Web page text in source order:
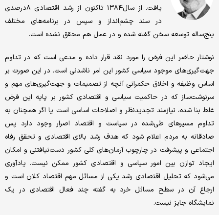
یافت. از سال۱۳۸۴ تاکنون از رشد اقتصادی ۸درصدی
در سند چشم‌انداز و سپس در برنامه‌های مختلف
پنج‌ساله توسعه سخن گفته‌ شده و در عمل هم محقق نشده است.
نوشتار حاضر این فرض را مورد نقد قرار داده و مدعی است که در تداوم
جهت‌گیری‌های موجود سیاسی کشور این امر ناشدنی است. در این صورت بر
اساس وظیفه و اخلاق حکمرانی آنچه از تصمیمات و جهت‌گیری‌های مهم و
سرنوشت‌‌ساز که در حاکمیت سیاسی و اقتصادی کشور بر پایه این فرض
غلط بنا شده، نیازمند تجدید‌نظر و اصلاحات اساسی است یا اگر همچنان به
تداوم مسیرهای طی‌شده در سیاست و اقتصاد اصرار وجود دارد پس
صادقانه به مردم اعلام شود که هدف رشد بالای اقتصادی و تحقق رفاه
اجتماعی و پیشرفت در چارچوب آرمان‌های کلی کشور دست‌نیافتنی و امکان
ایجاد توازن بین امور سیاسی و اقتصادی کشور ممکن نیست. یادآوری
می‌شود که تحلیل اقتصادی رشد یکی از مسائل مهم اقتصاد کلان است و
ارجاع آن در سطح مسائل خرد به گفته چند فعال اقتصادی در یک
نمایشگاه جایز نیست.